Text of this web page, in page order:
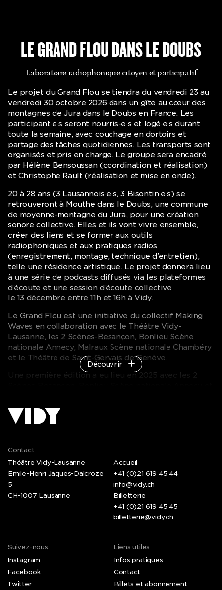
LE GRAND FLOU DANS LE DOUBS
Laboratoire radiophonique citoyen et participatif
Le projet du Grand Flou se tiendra du vendredi 23 au
vendredi 30 octobre 2026 dans un gîte au cœur des
montagnes de Jura dans le Doubs en France. Les
participant·e·s seront nourris-e·s et logé·e·s durant
toute la semaine, avec couchage en dortoirs et
partage des tâches quotidiennes. Les transports sont
organisés et pris en charge. Le groupe sera encadré
par Hélène Bensoussan (coordination et réalisation)
et Christophe Rault (réalisation et mise en onde).
20 à 28 ans (3 Lausannois·e·s, 3 Bisontin·e·s) se
retrouveront à Mouthe dans le Doubs, une commune
de moyenne-montagne du Jura, pour une création
sonore collective. Elles et ils vont vivre ensemble,
créer des liens et se former aux outils
radiophoniques et aux pratiques radios
(enregistrement, montage, technique d’entretien),
telle une résidence artistique. Le projet donnera lieu
à une série de podcasts diffusés via les plateformes
d’écoute et une session d’écoute collective
le 13 décembre entre 11h et 16h à Vidy.
Le Grand Flou est une initiative du collectif Making
Waves en collaboration avec le Théâtre Vidy-
Lausanne, les 2 Scènes-Besançon, Bonlieu Scène
nationale Annecy, Malraux Scène nationale Chambéry
et le Théâtre de Saint-Gervais de Genève.
Une première édition a eu lieu en 2025 avec les 2
sur une semaine de radio:
https://bonlieu-annecy.com/actualites/une-semaine-de-
Découvrir
Contact
Théâtre Vidy-Lausanne
Emile-Henri Jaques-Dalcroze
5
CH-1007 Lausanne
Accueil
+41 (0)21 619 45 44
info@vidy.ch
Billetterie
+41 (0)21 619 45 45
billetterie@vidy.ch
Liens utiles
Infos pratiques
Contact
Billets et abonnement
Suivez-nous
Instagram
Facebook
Twitter